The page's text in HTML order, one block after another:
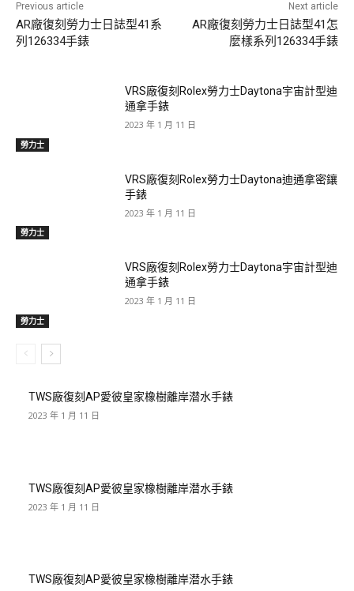
Previous article
AR廠復刻勞力士日誌型41系
列126334手錶
Next article
AR廠復刻勞力士日誌型41怎
麼樣系列126334手錶
勞力士
VRS廠復刻Rolex勞力士Daytona宇宙計型迪
通拿手錶
2023 年 1 月 11 日
勞力士
VRS廠復刻Rolex勞力士Daytona迪通拿密鑲
手錶
2023 年 1 月 11 日
勞力士
VRS廠復刻Rolex勞力士Daytona宇宙計型迪
通拿手錶
2023 年 1 月 11 日
TWS廠復刻AP愛彼皇家橡樹離岸潜水手錶
2023 年 1 月 11 日
TWS廠復刻AP愛彼皇家橡樹離岸潜水手錶
2023 年 1 月 11 日
TWS廠復刻AP愛彼皇家橡樹離岸潜水手錶